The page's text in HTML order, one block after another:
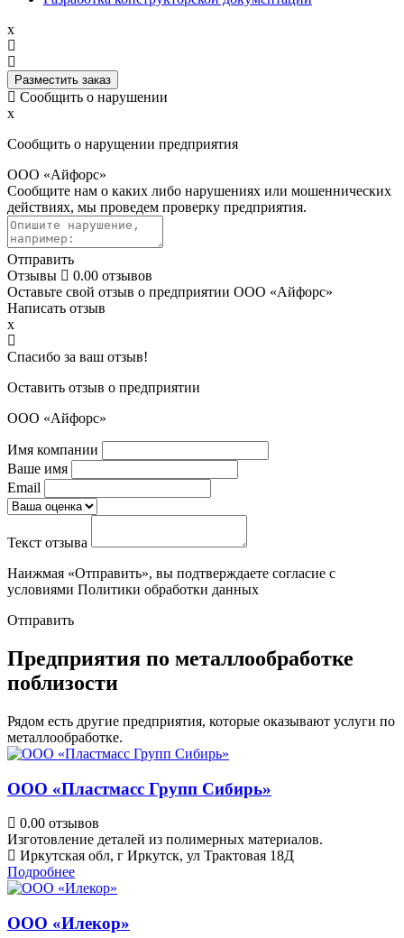
x
Разместить заказ
Сообщить о нарушении
x
Сообщить о нарущении предприятия
ООО «Айфорс»
Сообщите нам о каких либо нарушениях или мошеннических
действиях, мы проведем проверку предприятия.
Отправить
Отзывы
0.00 отзывов
Оставьте свой отзыв о предприятии ООО «Айфорс»
Написать отзыв
x
Спасибо за ваш отзыв!
Оставить отзыв о предприятии
ООО «Айфорс»
Имя компании
Ваше имя
Email
Текст отзыва
Наижмая «Отправить», вы подтверждаете согласие с
условиями Политики обработки данных
Отправить
Предприятия по металлообработке
поблизости
Рядом есть другие предприятия, которые оказывают услуги по
металлообработке.
ООО «Пластмасс Групп Сибирь»
0.00 отзывов
Изготовление деталей из полимерных материалов.
Иркутская обл, г Иркутск, ул Трактовая 18Д
Подробнее
ООО «Илекор»